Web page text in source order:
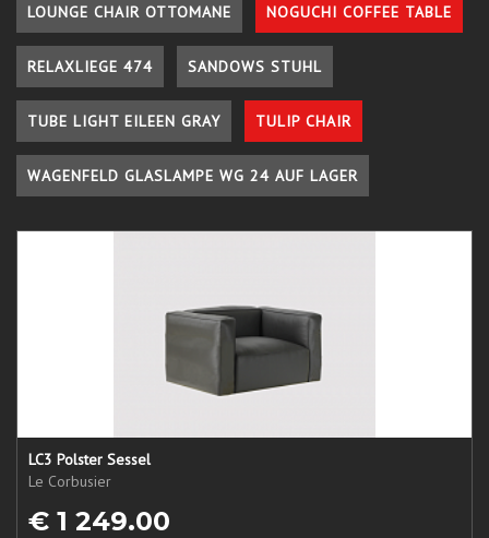
LOUNGE CHAIR OTTOMANE NOGUCHI COFFEE TABLE
RELAXLIEGE 474 SANDOWS STUHL
TUBE LIGHT EILEEN GRAY TULIP CHAIR
WAGENFELD GLASLAMPE WG 24 AUF LAGER
LC3 Polster Sessel
Le Corbusier
€ 1 249.00